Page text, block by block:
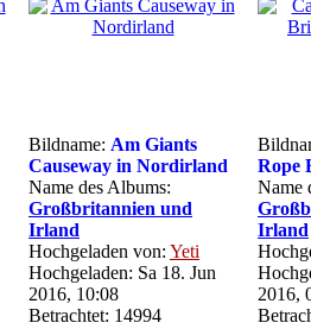
Bildname: Am Giants
Causeway in Nordirland
Name des Albums:
Großbritannien und
Irland
Hochgeladen von: Yeti
Hochgeladen: Sa 18. Jun
2016, 10:08
Betrachtet: 14994
Rope
Name
Irland
2016,